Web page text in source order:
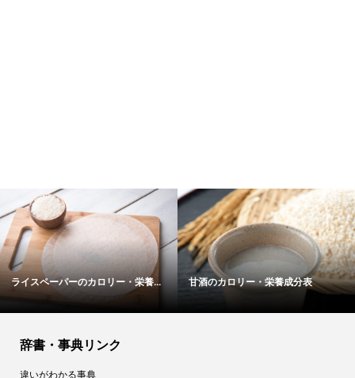
ライスペーパーのカロリー・栄養... 甘酒のカロリー・栄養成分表
辞書・事典リンク
違いがわかる事典